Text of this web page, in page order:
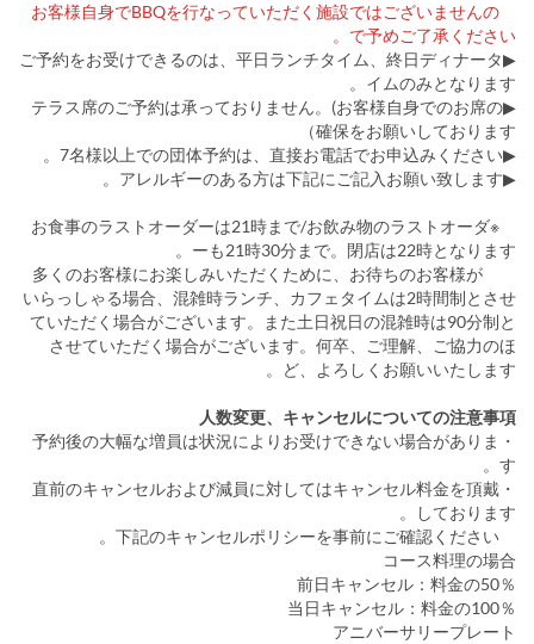
お客様自身でBBQを行なっていただく施設ではございませんの
で予めご了承ください。
▶ご予約をお受けできるのは、平日ランチタイム、終日ディナータ
イムのみとなります。
▶テラス席のご予約は承っておりません。(お客様自身でのお席の
確保をお願いしております）
▶7名様以上での団体予約は、直接お電話でお申込みください。
▶アレルギーのある方は下記にご記入お願い致します。
※お食事のラストオーダーは21時まで/お飲み物のラストオーダ
ーも21時30分まで。閉店は22時となります。
多くのお客様にお楽しみいただくために、お待ちのお客様が
いらっしゃる場合、混雑時ランチ、カフェタイムは2時間制とさせ
ていただく場合がございます。また土日祝日の混雑時は90分制と
させていただく場合がございます。何卒、ご理解、ご協力のほ
ど、よろしくお願いいたします。
人数変更、キャンセルについての注意事項
・予約後の大幅な増員は状況によりお受けできない場合がありま
す。
・直前のキャンセルおよび減員に対してはキャンセル料金を頂戴
しております。
コース料理の場合
前日キャンセル：料金の50％
当日キャンセル：料金の100％
アニバーサリープレート